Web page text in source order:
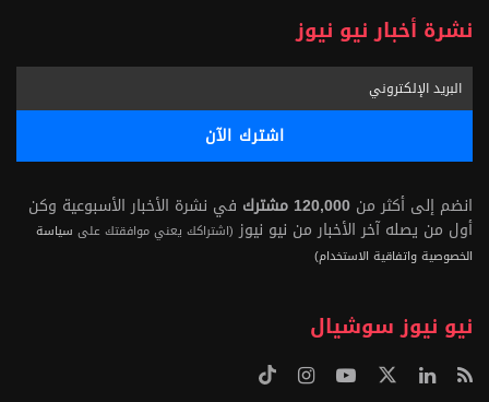
نشرة أخبار نيو نيوز
انضم إلى أكثر من 120,000 مشترك
في نشرة الأخبار الأسبوعية وكن
أول من يصله آخر الأخبار من نيو نيوز (اشتراكك يعني موافقتك على سياسة
الخصوصية واتفاقية الاستخدام)
نيو نيوز سوشيال